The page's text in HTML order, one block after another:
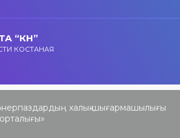
“КН”
КОСТАНАЯ
халық шығармашылығы